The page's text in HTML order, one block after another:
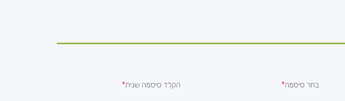
בחר סיסמה הקלד סיסמה שנית